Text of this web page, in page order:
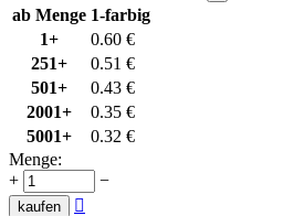
ab Menge 1-farbig
1+
0.60 €
251+
0.51 €
501+
0.43 €
2001+
0.35 €
5001+
0.32 €
Menge:
+
−
kaufen
